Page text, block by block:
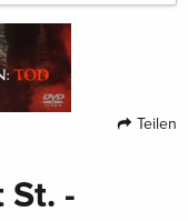
Teilen
St. -